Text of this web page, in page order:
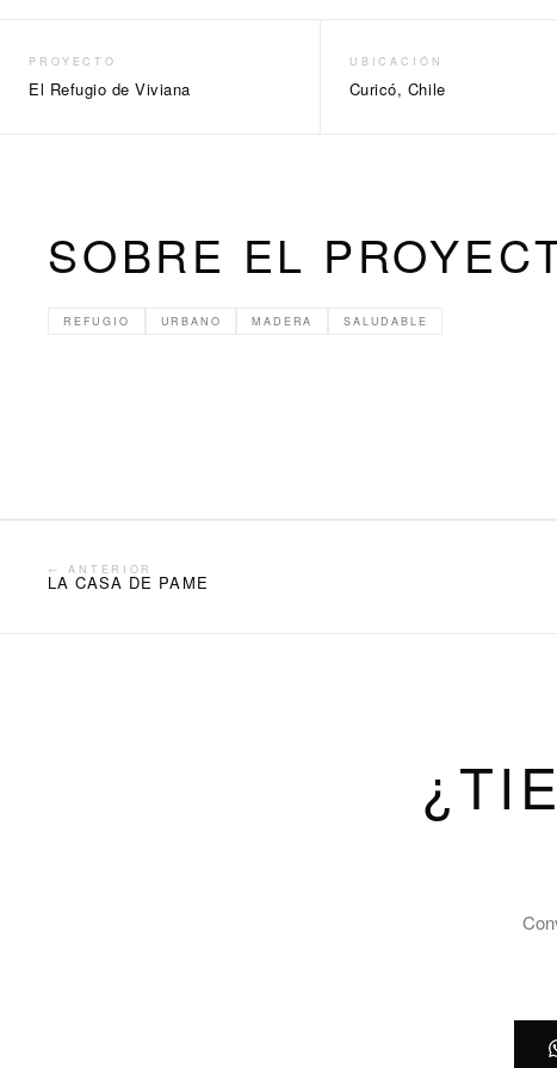
PROYECTO
El Refugio de Viviana
UBICACIÓN
Curicó, Chile
SOBRE EL
REFUGIO URBANO MADERA SALUDABLE
← ANTERIOR
LA CASA DE PAME